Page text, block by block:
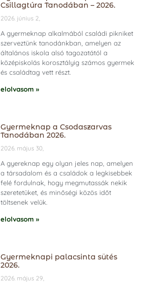
Csillagtúra Tanodában – 2026.
2026. június 2,
A gyermeknap alkalmából családi pikniket
szerveztünk tanodánkban, amelyen az
általános iskola alsó tagozatától a
középiskolás korosztályig számos gyermek
és családtag vett részt.
elolvasom »
Gyermeknap a Csodaszarvas
Tanodában 2026.
2026. május 30,
A gyereknap egy olyan jeles nap, amelyen
a társadalom és a családok a legkisebbek
felé fordulnak, hogy megmutassák nekik
szeretetüket, és minőségi közös időt
töltsenek velük.
elolvasom »
Gyermeknapi palacsinta sütés
2026.
2026. május 29,